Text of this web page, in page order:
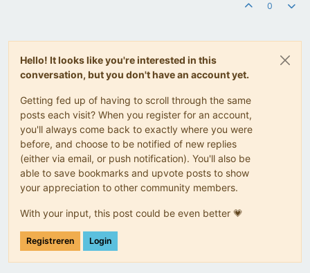
0
Hello! It looks like you're interested in this
conversation, but you don't have an account yet.
Getting fed up of having to scroll through the same
posts each visit? When you register for an account,
you'll always come back to exactly where you were
before, and choose to be notified of new replies
(either via email, or push notification). You'll also be
able to save bookmarks and upvote posts to show
your appreciation to other community members.
With your input, this post could be even better 💗
Registreren Login